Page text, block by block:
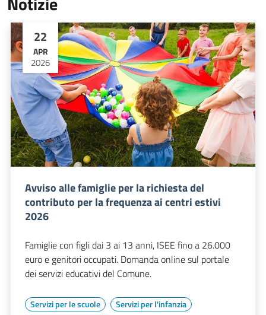
22
APR
2026
Avviso alle famiglie per la richiesta del
contributo per la frequenza ai centri estivi
2026
Famiglie con figli dai 3 ai 13 anni, ISEE fino a 26.000
euro e genitori occupati. Domanda online sul portale
dei servizi educativi del Comune.
Servizi per le scuole
Servizi per l'infanzia